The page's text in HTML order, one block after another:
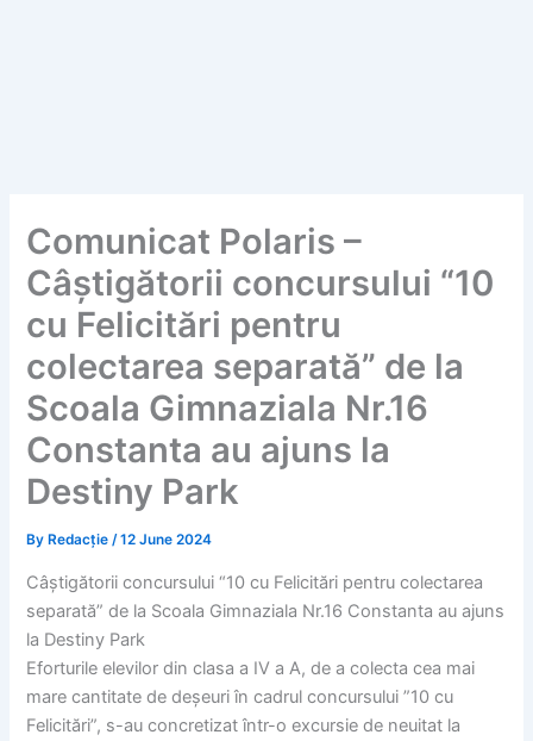
Comunicat Polaris –
Câștigătorii concursului “10
cu Felicitări pentru
colectarea separată” de la
Scoala Gimnaziala Nr.16
Constanta au ajuns la
Destiny Park
By Redacție/12 June 2024
Câștigătorii concursului “10 cu Felicitări pentru colectarea
separată” de la Scoala Gimnaziala Nr.16 Constanta au ajuns
la Destiny Park
Eforturile elevilor din clasa a IV a A, de a colecta cea mai
mare cantitate de deșeuri în cadrul concursului ”10 cu
Felicitări”, s-au concretizat într-o excursie de neuitat la